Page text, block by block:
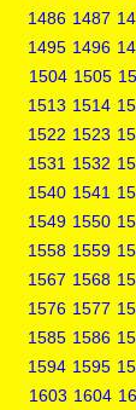
1486 1487
1495 1496
1504 1505
1513 1514
1522 1523
1531 1532
1540 1541
1549 1550
1558 1559
1567 1568
1576 1577
1585 1586
1594 1595
1603 1604